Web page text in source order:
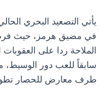
يأتي التصعيد البحري
في مضيق هرمز، حيث
الملاحة ردا على
سابقاً للعب دور الوسيط،
طرف معارض للحصار